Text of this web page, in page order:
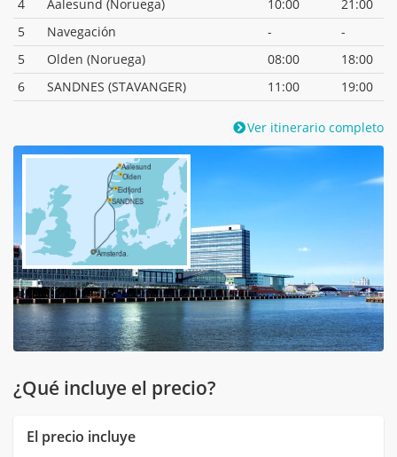
4
Aalesund (Noruega) 10:00
21:00
5
Navegación -
-
5
Olden (Noruega) 08:00
18:00
6
SANDNES (STAVANGER) 11:00 19:00
Ver itinerario completo
¿Qué incluye el precio?
El precio incluye